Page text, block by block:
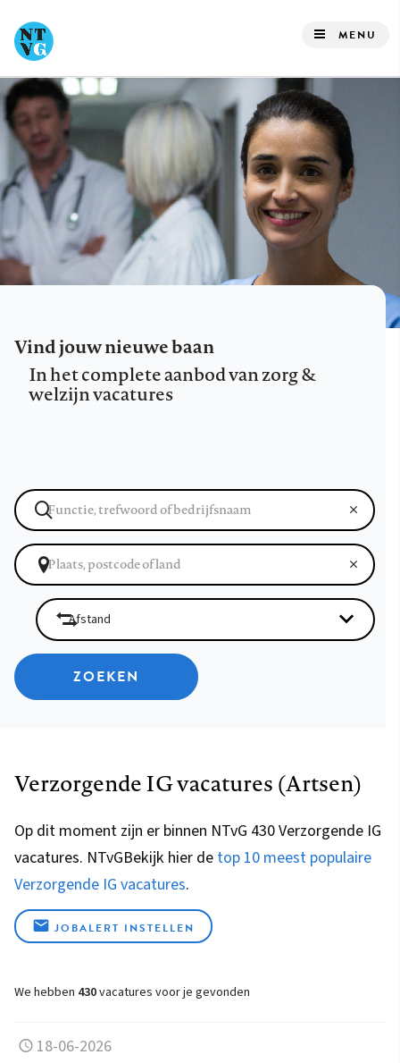
naar
de
inhoud
gaan
MENU
Vind jouw nieuwe baan
In het complete aanbod van zorg &
welzijn vacatures
ZOEKEN
Verzorgende IG vacatures (Artsen)
Op dit moment zijn er binnen NTvG 430 Verzorgende IG
vacatures. NTvGBekijk hier de top 10 meest populaire
Verzorgende IG vacatures.
JOBALERT INSTELLEN
We hebben 430vacatures voor je gevonden
18-06-2026